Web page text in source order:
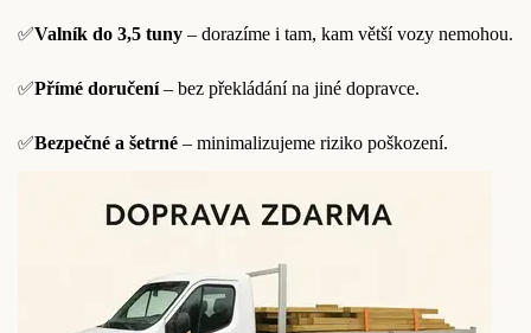
✅Valník do 3,5 tuny – dorazíme i tam, kam větší vozy nemohou.
✅Přímé doručení– bez překládání na jiné dopravce.
✅Bezpečné a šetrné – minimalizujeme riziko poškození.